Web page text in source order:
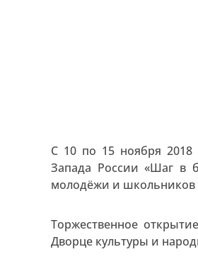
С 10 по 15 ноября
Запада России «Шаг в
молодёжи и школьников
Торжественное
Дворце культуры и